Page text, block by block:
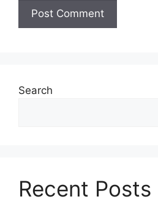
Search
Recent Posts